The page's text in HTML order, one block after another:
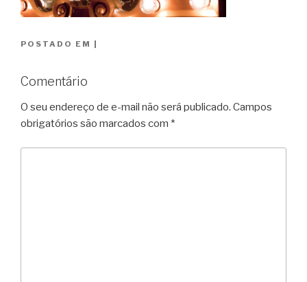
POSTADO EM |
Comentário
O seu endereço de e-mail não será publicado. Campos
obrigatórios são marcados com *